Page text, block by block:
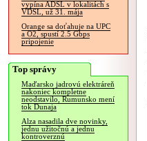
vypína ADSL v lokalitách s
VDSL, už 31. mája
Orange sa doťahuje na UPC
a O2, spustí 2.5 Gbps
pripojenie
Top správy
Maďarsko jadrovú elektráreň
nakoniec kompletne
neodstavilo, Rumunsko mení
tok Dunaja
Alza nasadila dve novinky,
jednu užitočnú a jednu
kontroverznú